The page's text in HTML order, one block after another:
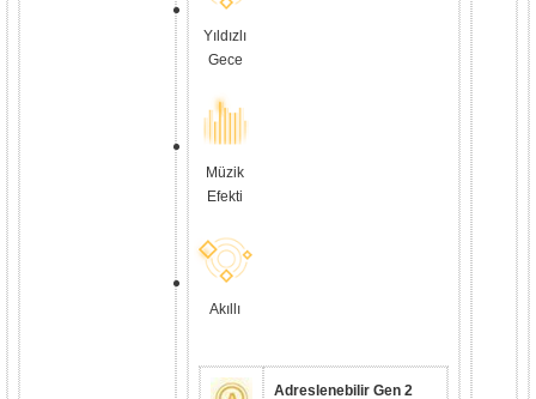
Yıldızlı
Gece
Müzik
Efekti
Akıllı
Adreslenebilir Gen 2